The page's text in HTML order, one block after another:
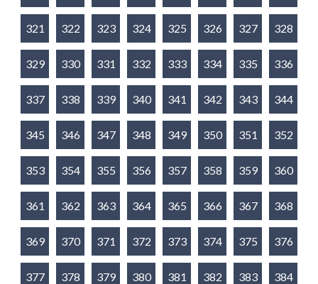
321 322 323 324 325 326 327 328
329 330 331 332 333 334 335 336
337 338 339 340 341 342 343 344
345 346 347 348 349 350 351 352
353 354 355 356 357 358 359 360
361 362 363 364 365 366 367 368
369 370 371 372 373 374 375 376
377 378 379 380 381 382 383 384